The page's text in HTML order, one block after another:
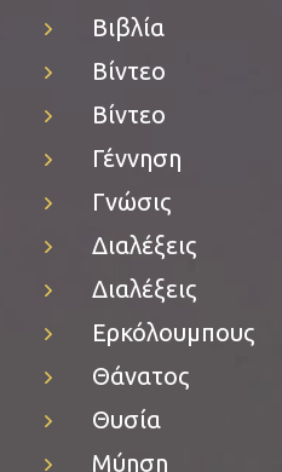
Βιβλία
Βίντεο
Βίντεο
Γέννηση
Γνώσις
Διαλέξεις
Διαλέξεις
Ερκόλουμπους
Θάνατος
Θυσία
Μύηση